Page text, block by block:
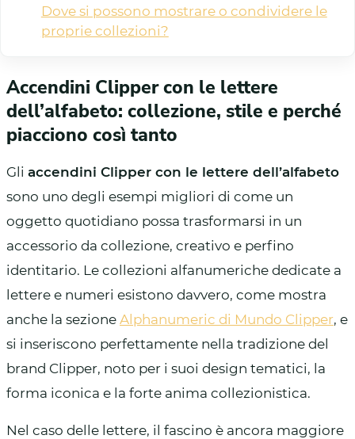
Dove si possono mostrare o condividere le
proprie collezioni?
Accendini Clipper con le lettere
dell’alfabeto: collezione, stile e perché
piacciono così tanto
Gli accendini Clipper con le lettere dell’alfabeto
sono uno degli esempi migliori di come un
oggetto quotidiano possa trasformarsi in un
accessorio da collezione, creativo e perfino
identitario. Le collezioni alfanumeriche dedicate a
lettere e numeri esistono davvero, come mostra
anche la sezione Alphanumeric di Mundo Clipper, e
si inseriscono perfettamente nella tradizione del
brand Clipper, noto per i suoi design tematici, la
forma iconica e la forte anima collezionistica.
Nel caso delle lettere, il fascino è ancora maggiore